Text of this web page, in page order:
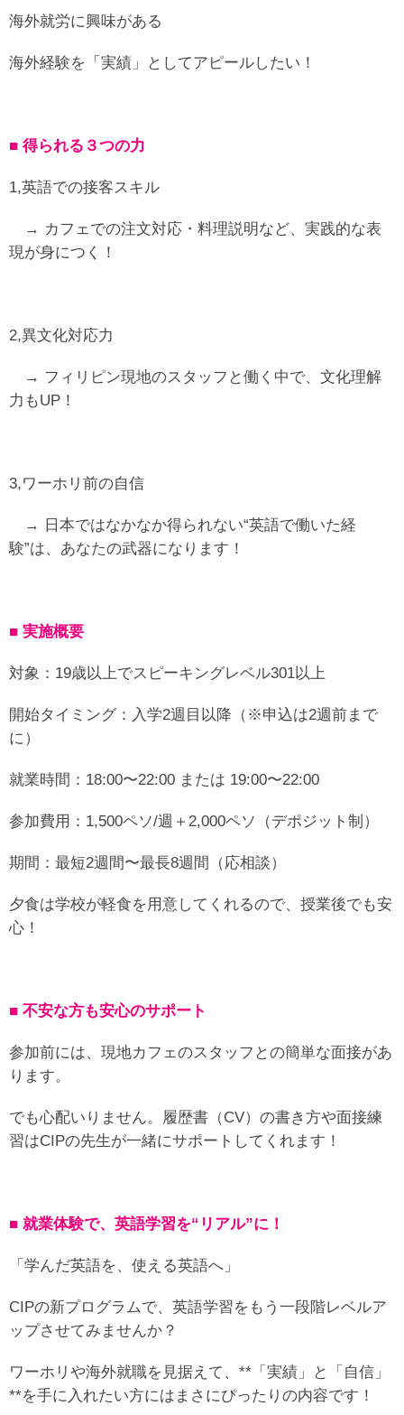
海外就労に興味がある
海外経験を「実績」としてアピールしたい！
■ 得られる３つの力
1,英語での接客スキル
→ カフェでの注文対応・料理説明など、実践的な表
現が身につく！
2,異文化対応力
→ フィリピン現地のスタッフと働く中で、文化理解
力もUP！
3,ワーホリ前の自信
→ 日本ではなかなか得られない“英語で働いた経
験”は、あなたの武器になります！
■ 実施概要
対象：19歳以上でスピーキングレベル301以上
開始タイミング：入学2週目以降（※申込は2週前まで
に）
就業時間：18:00〜22:00 または 19:00〜22:00
参加費用：1,500ペソ/週＋2,000ペソ（デポジット制）
期間：最短2週間〜最長8週間（応相談）
夕食は学校が軽食を用意してくれるので、授業後でも安
心！
■ 不安な方も安心のサポート
参加前には、現地カフェのスタッフとの簡単な面接があ
ります。
でも心配いりません。履歴書（CV）の書き方や面接練
習はCIPの先生が一緒にサポートしてくれます！
■ 就業体験で、英語学習を“リアル”に！
「学んだ英語を、使える英語へ」
CIPの新プログラムで、英語学習をもう一段階レベルア
ップさせてみませんか？
ワーホリや海外就職を見据えて、**「実績」と「自信」
**を手に入れたい方にはまさにぴったりの内容です！